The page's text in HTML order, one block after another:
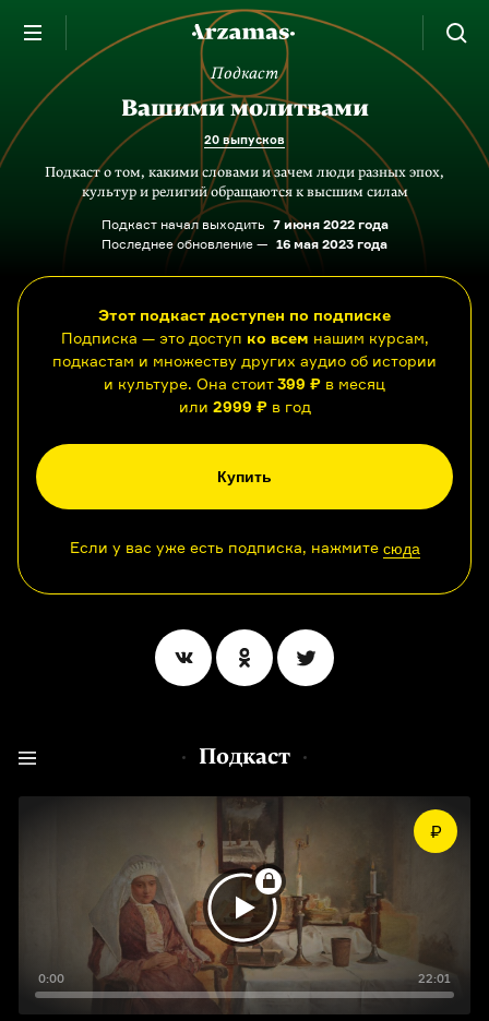
Подкаст
Вашими молитвами
20 выпусков
Подкаст о том, какими словами и зачем люди разных эпох,
культур и религий обращаются к высшим силам
Подкаст начал выходить 7 июня 2022 года
Последнее обновление — 16 мая 2023 года
Этот подкаст доступен по подписке
Подписка — это доступ ко всем нашим курсам,
подкастам и множеству других аудио об истории
и культуре. Она стоит399 ₽ в месяц
или 2999 ₽в год
Купить
Если у вас уже есть подписка, нажмите сюда
Подкаст
0:00 22:01